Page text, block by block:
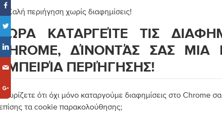
Καλή περιήγηση χωρίς διαφημίσεις!
ΚΑΤΑΡΓΕΊΤΕ ΤΙΣ
ΔΊΝΟΝΤΆΣ ΣΑΣ ΜΙΑ
ΠΕΡΙΉΓΗΣΗΣ!
ότι όχι μόνο καταργούμε διαφημίσεις στο Chrome
τα cookie παρακολούθησης;